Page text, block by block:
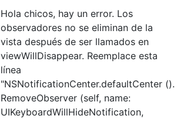
Hola chicos, hay un error. Los
observadores no se eliminan de la
vista después de ser llamados en
viewWillDisappear. Reemplace esta
línea
"NSNotificationCenter.defaultCenter ().
RemoveObserver (self, name:
UIKeyboardWillHideNotification,